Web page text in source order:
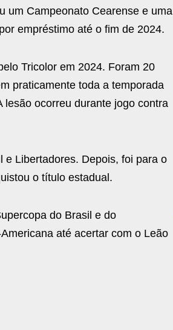
um Campeonato Cearense e uma
empréstimo até o fim de 2024.
Tricolor em 2024. Foram 20
praticamente toda a temporada
lesão ocorreu durante jogo contra
e Libertadores. Depois, foi para o
o título estadual.
do Brasil e do
até acertar com o Leão